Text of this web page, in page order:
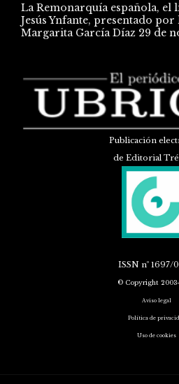
La Remonarquía española, el
Jesús Ynfante, presentado
Margarita García Díaz 29 de
Publicación
de Editorial
ISSN nº 1697/
© Copyright
Aviso legal
Política de
Uso de cookies